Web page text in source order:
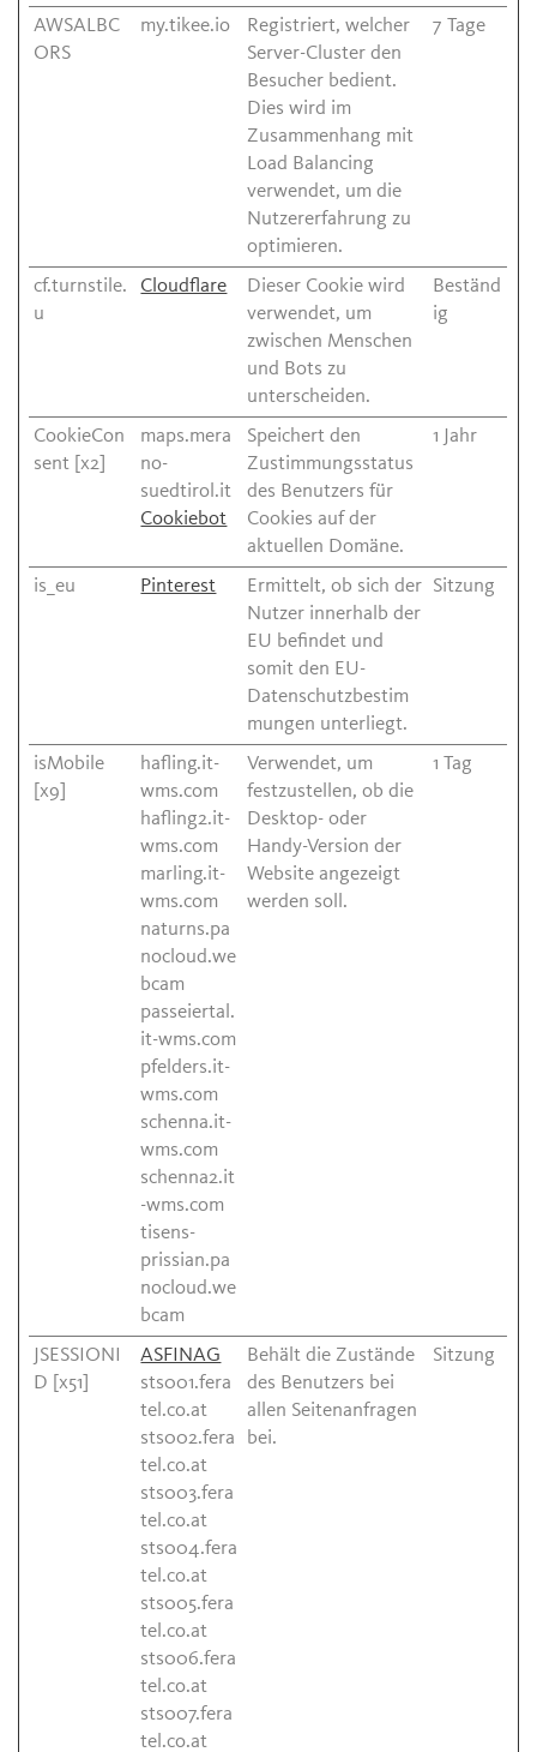
AWSALBC
ORS
my.tikee.io
Registriert, welcher
Server-Cluster den
Besucher bedient.
Dies wird im
Zusammenhang mit
Load Balancing
verwendet, um die
Nutzererfahrung zu
optimieren.
7 Tage
cf.turnstile.
u
Cloudflare
Dieser Cookie wird
verwendet, um
zwischen Menschen
und Bots zu
unterscheiden.
Beständ
ig
CookieCon
sent [x2]
maps.mera
no-
suedtirol.it
Cookiebot
Speichert den
Zustimmungsstatus
des Benutzers für
Cookies auf der
aktuellen Domäne.
1 Jahr
is_eu Pinterest
Ermittelt, ob sich der
Nutzer innerhalb der
EU befindet und
somit den EU-
Datenschutzbestim
mungen unterliegt.
Sitzung
isMobile
[x9]
hafling.it-
wms.com
hafling2.it-
wms.com
marling.it-
wms.com
naturns.pa
nocloud.we
bcam
passeiertal.
it-wms.com
pfelders.it-
wms.com
schenna.it-
wms.com
schenna2.it
-wms.com
tisens-
prissian.pa
nocloud.we
bcam
Verwendet, um
festzustellen, ob die
Desktop- oder
Handy-Version der
Website angezeigt
werden soll.
1 Tag
JSESSIONI
D [x51]
ASFINAG
sts001.fera
tel.co.at
sts002.fera
tel.co.at
sts003.fera
tel.co.at
sts004.fera
tel.co.at
sts005.fera
tel.co.at
sts006.fera
tel.co.at
sts007.fera
tel.co.at
Behält die Zustände
des Benutzers bei
allen Seitenanfragen
bei.
Sitzung